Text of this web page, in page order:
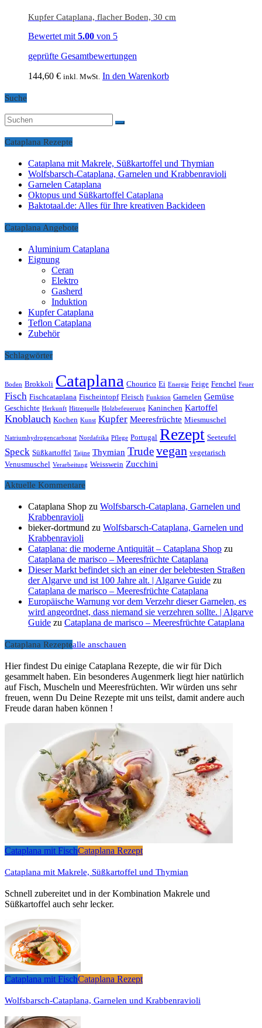
Kupfer Cataplana, flacher Boden, 30 cm
Bewertet mit 5.00 von 5
geprüfte Gesamtbewertungen
144,60 € inkl. MwSt. In den Warenkorb
Suche
Cataplana Rezepte
Cataplana mit Makrele, Süßkartoffel und Thymian
Wolfsbarsch-Cataplana, Garnelen und Krabbenravioli
Garnelen Cataplana
Oktopus und Süßkartoffel Cataplana
Baktotaal.de: Alles für Ihre kreativen Backideen
Cataplana Angebote
Aluminium Cataplana
Eignung
Ceran
Elektro
Gasherd
Induktion
Kupfer Cataplana
Teflon Cataplana
Zubehör
Schlagwörter
Boden Brokkoli Cataplana Chourico Ei Energie Feige Fenchel Feuer
Fisch Fischcataplana Fischeintopf Fleisch Funktion Garnelen Gemüse
Geschichte Herkunft Hitzequelle Holzbefeuerung Kaninchen Kartoffel
Knoblauch Kochen Kunst Kupfer Meeresfrüchte Miesmuschel
Natriumhydrogencarbonat Nordafrika Pflege Portugal Rezept Seeteufel
Speck Süßkartoffel Tajine Thymian Trudevegan vegetarisch
Venusmuschel Verarbeitung Weisswein Zucchini
Aktuelle Kommentare
Cataplana Shop zu Wolfsbarsch-Cataplana, Garnelen und
Krabbenravioli
bieker-dortmund zu Wolfsbarsch-Cataplana, Garnelen und
Krabbenravioli
Cataplana: die moderne Antiquität – Cataplana Shop zu
Cataplana de marisco – Meeresfrüchte Cataplana
Dieser Markt befindet sich an einer der belebtesten Straßen
der Algarve und ist 100 Jahre alt. | Algarve Guide zu
Cataplana de marisco – Meeresfrüchte Cataplana
Europäische Warnung vor dem Verzehr dieser Garnelen, es
wird angeordnet, dass niemand sie verzehren sollte. | Algarve
Guide zu Cataplana de marisco – Meeresfrüchte Cataplana
Cataplana Rezeptealle anschauen
Hier findest Du einige Cataplana Rezepte, die wir für Dich
gesammelt haben. Ein besonderes Augenmerk liegt hier natürlich
auf Fisch, Muscheln und Meeresfrüchten. Wir würden uns sehr
freuen, wenn Du Deine Rezepte mit uns teilst, damit andere auch
Freude daran haben können !
Cataplana mit FischCataplana Rezept
Cataplana mit Makrele, Süßkartoffel und Thymian
Schnell zubereitet und in der Kombination Makrele und
Süßkartoffel auch sehr lecker.
Cataplana mit FischCataplana Rezept
Wolfsbarsch-Cataplana, Garnelen und Krabbenravioli